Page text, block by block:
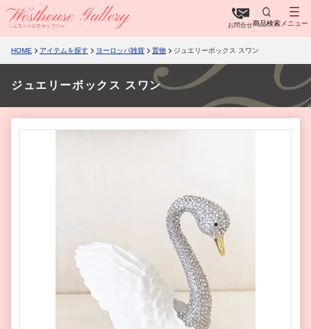
お問合せ商品検索 メニュー
HOME アイテムを探す ヨーロッパ雑貨 置物 ジュエリーボックス スワン
ジュエリーボックス スワン